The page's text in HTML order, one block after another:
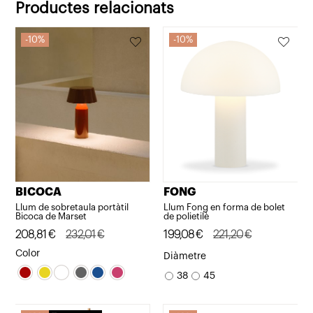
Productes relacionats
10%
BICOCA
Llum de sobretaula portàtil
Bicoca de Marset
232,01€
El
preu
original
208,81 €
El
preu
actual
Color
10%
FONG
Llum Fong en forma de bolet
de polietilè
221,20€
El
preu
original
199,08€
El
preu
actual
Diàmetre
38 45